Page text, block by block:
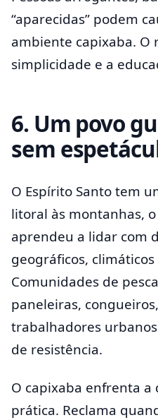
“aparecidas” podem
ambiente capixaba. O
simplicidade e a
6. Um povo
sem
O Espírito Santo tem
litoral às montanhas,
aprendeu a lidar com
geográficos, climáticos
Comunidades de
paneleiras,
trabalhadores
de resistência.
O capixaba enfrenta
prática. Reclama